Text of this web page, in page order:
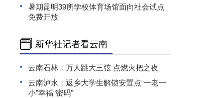
暑期昆明39所学校体育场馆面向社会试点
免费开放
新华社记者看云南
云南石林：万人跳大三弦 点燃火把之夜
云南泸水：返乡大学生解锁安置点“一老一
小”幸福“密码”